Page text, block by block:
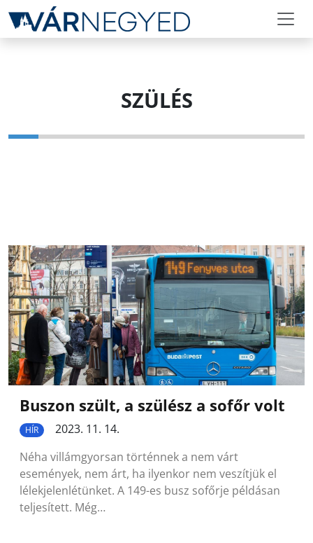
SZÜLÉS
Buszon szült, a szülész a sofőr volt
HÍR
2023. 11. 14.
Néha villámgyorsan történnek a nem várt
események, nem árt, ha ilyenkor nem veszítjük el
lélekjelenlétünket. A 149-es busz sofőrje példásan
teljesített. Még…